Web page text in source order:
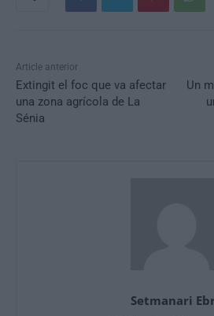
Article anterior
Extingit el foc que va afectar
una zona agrícola de La
Sénia
Un
Setmanari